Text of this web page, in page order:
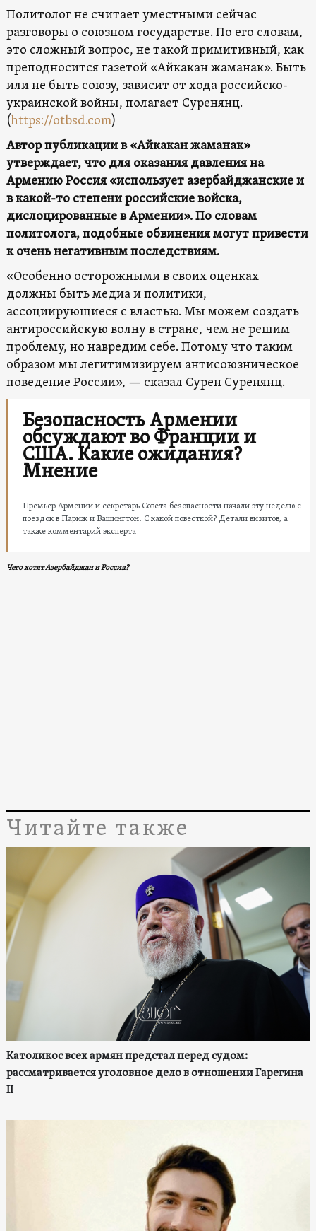
Политолог не считает уместными сейчас
разговоры о союзном государстве. По его словам,
это сложный вопрос, не такой примитивный, как
преподносится газетой «Айкакан жаманак». Быть
или не быть союзу, зависит от хода российско-
украинской войны, полагает Суренянц.
(https://otbsd.com)
Автор публикации в «Айкакан жаманак»
утверждает, что для оказания давления на
Армению Россия «использует азербайджанские и
в какой-то степени российские войска,
дислоцированные в Армении». По словам
политолога, подобные обвинения могут привести
к очень негативным последствиям.
«Особенно осторожными в своих оценках
должны быть медиа и политики,
ассоциирующиеся с властью. Мы можем создать
антироссийскую волну в стране, чем не решим
проблему, но навредим себе. Потому что таким
образом мы легитимизируем антисоюзническое
поведение России», — сказал Сурен Суренянц.
Безопасность Армении
обсуждают во Франции и
США. Какие ожидания?
Мнение
Премьер Армении и секретарь Совета безопасности начали эту неделю с
поездок в Париж и Вашингтон. С какой повесткой? Детали визитов, а
также комментарий эксперта
Чего хотят Азербайджан и Россия?
Читайте также
Католикос всех армян предстал перед судом:
рассматривается уголовное дело в отношении Гарегина
II